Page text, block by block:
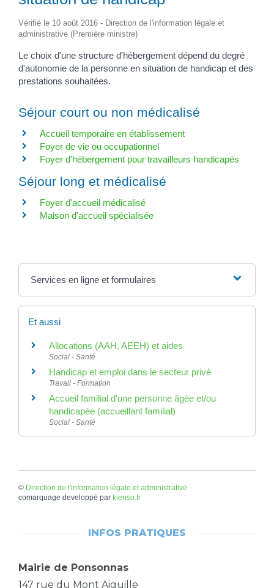
Vérifié le 10 août 2016 - Direction de l'information légale et
administrative (Première ministre)
Le choix d'une structure d'hébergement dépend du degré
d'autonomie de la personne en situation de handicap et des
prestations souhaitées.
Séjour court ou non médicalisé
Accueil temporaire en établissement
Foyer de vie ou occupationnel
Foyer d'hébergement pour travailleurs handicapés
Séjour long et médicalisé
Foyer d'accueil médicalisé
Maison d'accueil spécialisée
Services en ligne et formulaires
Et aussi
Allocations (AAH, AEEH) et aides
Social - Santé
Handicap et emploi dans le secteur privé
Travail - Formation
Accueil familial d'une personne âgée et/ou
handicapée (accueillant familial)
Social - Santé
© Direction de l'information légale et administrative
comarquage developpé par kienso.fr
INFOS PRATIQUES
Mairie de Ponsonnas
147 rue du Mont Aiguille